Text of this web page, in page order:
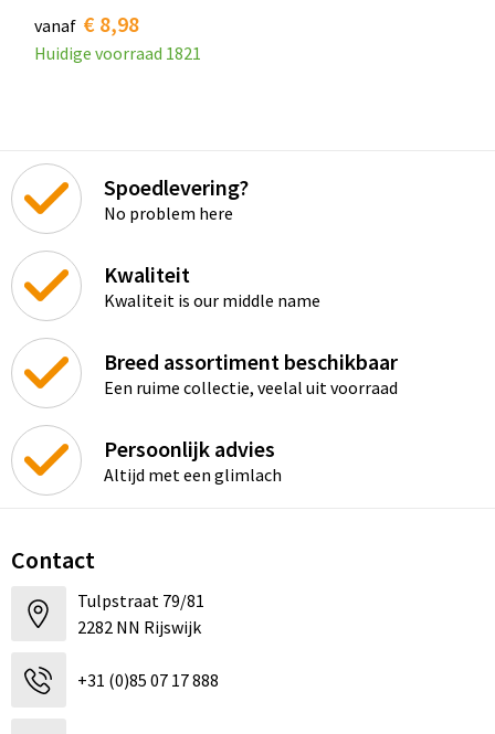
vanaf € 8,98
Huidige voorraad 1821
Spoedlevering?
No problem here
Kwaliteit
Kwaliteit is our middle name
Breed assortiment beschikbaar
Een ruime collectie, veelal uit voorraad
Persoonlijk advies
Altijd met een glimlach
Contact
Tulpstraat 79/81
2282 NN Rijswijk
+31 (0)85 07 17 888